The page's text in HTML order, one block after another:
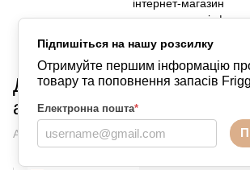
Підпишіться на нашу розсилку
Отримуйте першим інформацію
товару та поповнення запасів
Електронна пошта*
Догляд та купання Догляд та купання
Дитячий лосьйон для
ароматизаторів) 400 мл
Артикул:2900506 Написати відгук